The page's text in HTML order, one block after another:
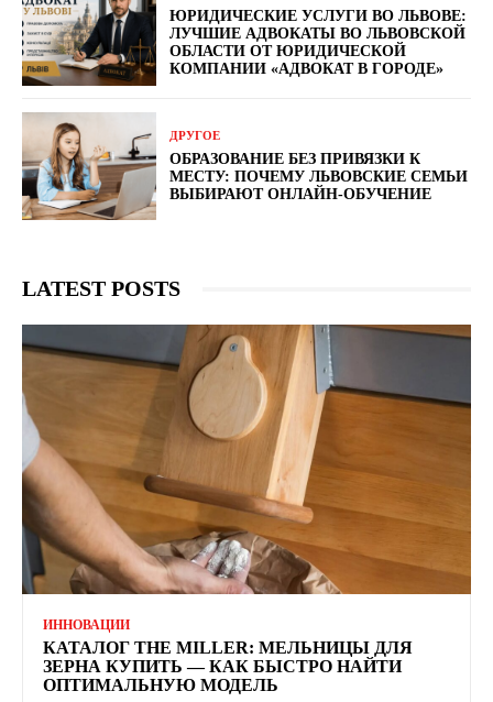
ЮРИДИЧЕСКИЕ УСЛУГИ ВО ЛЬВОВЕ:
ЛУЧШИЕ АДВОКАТЫ ВО ЛЬВОВСКОЙ
ОБЛАСТИ ОТ ЮРИДИЧЕСКОЙ
КОМПАНИИ «АДВОКАТ В ГОРОДЕ»
ДРУГОЕ
ОБРАЗОВАНИЕ БЕЗ ПРИВЯЗКИ К
МЕСТУ: ПОЧЕМУ ЛЬВОВСКИЕ СЕМЬИ
ВЫБИРАЮТ ОНЛАЙН-ОБУЧЕНИЕ
LATEST POSTS
ИННОВАЦИИ
КАТАЛОГ THE MILLER: МЕЛЬНИЦЫ ДЛЯ
ЗЕРНА КУПИТЬ — КАК БЫСТРО НАЙТИ
ОПТИМАЛЬНУЮ МОДЕЛЬ